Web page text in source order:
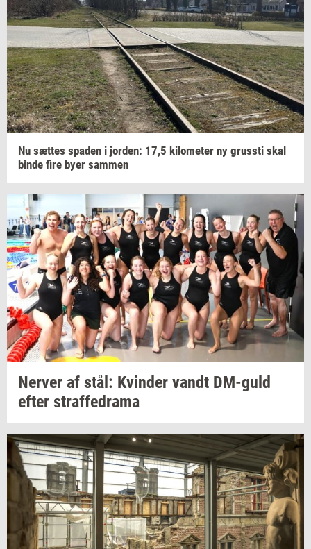
Nu sæt­tes spa­den i jor­den: 17,5 ki­lo­me­ter ny grus­sti skal
binde fire byer sam­men
Ner­ver af stål: Kvin­der vandt DM-​guld
efter straf­fed­ra­ma